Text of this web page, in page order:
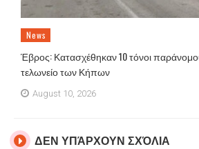
News
Έβρος: Κατασχέθηκαν 10 τόνοι
τελωνείο των Κήπων
August 10, 2026
ΔΕΝ ΥΠΆΡΧΟΥΝ ΣΧΌΛΙΑ